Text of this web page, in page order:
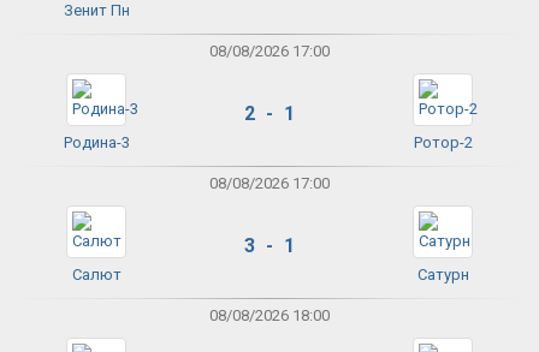
Зенит Пн
08/08/2026 17:00
Родина-3
2 - 1
Ротор-2
08/08/2026 17:00
Салют
3 - 1
Сатурн
08/08/2026 18:00